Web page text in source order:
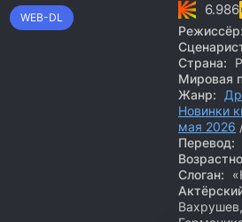
WEB-DL 6.986
Режиссёр:
Страна:
Мировая
Жанр:
Новинки
мая 2026
Перевод:
Слоган: